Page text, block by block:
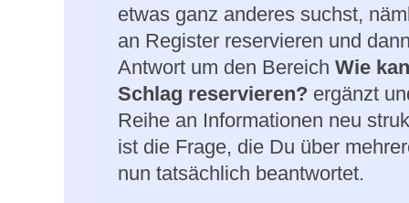
etwas ganz anderes suchst,
an Register reservieren und
Antwort um den Bereich Wie
Schlag reservieren? ergänzt
Reihe an Informationen neu
ist die Frage, die Du über
nun tatsächlich beantwortet.